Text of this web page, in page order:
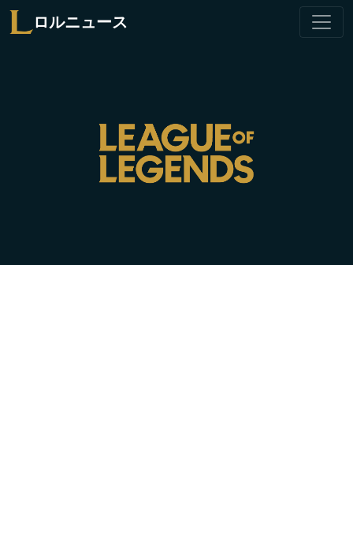
ロルニュース